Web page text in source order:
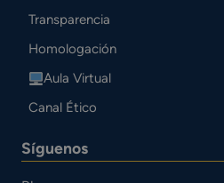
Transparencia
Homologación
Aula Virtual
Canal Ético
Síguenos